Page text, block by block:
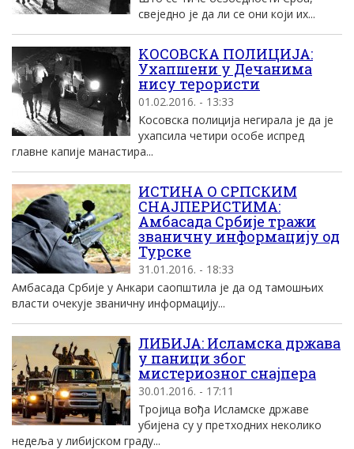
свеједно је да ли се они који их...
KОСОВСКА ПОЛИЦИЈА:
Ухапшени у Дечанима
нису терористи
01.02.2016. - 13:33
Kосовска полициjа негирала jе да jе
ухапсила четири особе испред
главне капиjе манастира...
ИСТИНА О СРПСКИМ
СНАЈПЕРИСТИМА:
Амбасада Србије тражи
званичну информацију од
Турске
31.01.2016. - 18:33
Амбасада Србије у Анкари саопштила је да од тамошњих
власти очекује званичну информацију...
ЛИБИЈА: Исламска држава
у паници због
мистериозног снајпера
30.01.2016. - 17:11
Тројица вођа Исламске државе
убијена су у претходних неколико
недеља у либијском граду...